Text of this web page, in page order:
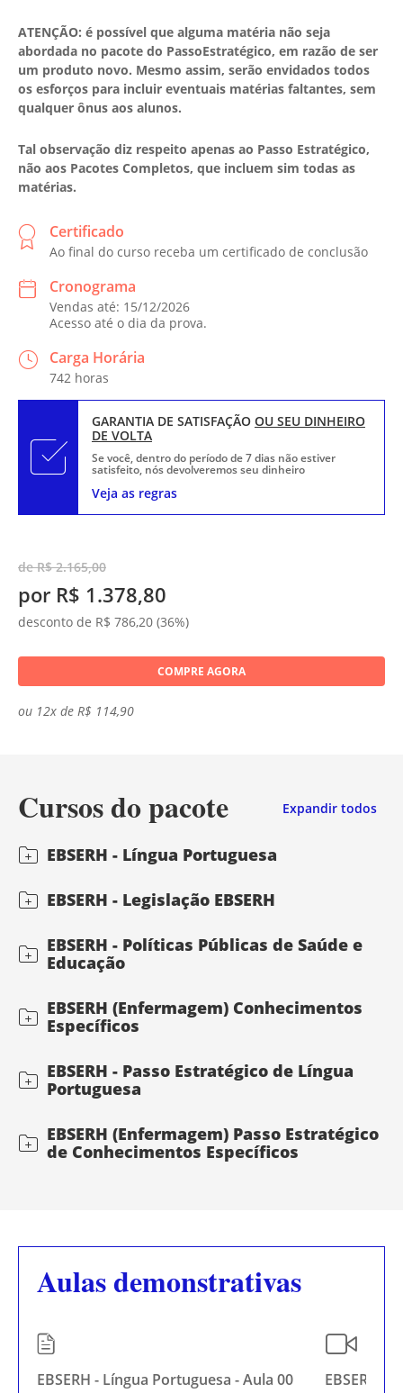
ATENÇÃO: é possível que alguma matéria não seja
abordada no pacote do PassoEstratégico, em razão de ser
um produto novo. Mesmo assim, serão envidados todos
os esforços para incluir eventuais matérias faltantes, sem
qualquer ônus aos alunos.
Tal observação diz respeito apenas ao Passo Estratégico,
não aos Pacotes Completos, que incluem sim todas as
matérias.
de R$ 2.165,00
por R$ 1.378,80
desconto de R$ 786,20 (36%)
COMPRE AGORA
ou 12x de R$ 114,90
Certificado
Ao final do curso receba um certificado de conclusão
Cronograma
Vendas até: 15/12/2026
Acesso até o dia da prova.
Carga Horária
742 horas
GARANTIA DE SATISFAÇÃO OU SEU DINHEIRO
DE VOLTA
Se você, dentro do período de 7 dias não estiver
satisfeito, nós devolveremos seu dinheiro
Veja as regras
Cursos do pacote Expandir todos
EBSERH - Língua Portuguesa
EBSERH - Legislação EBSERH
EBSERH - Políticas Públicas de Saúde e
Educação
EBSERH (Enfermagem) Conhecimentos
Específicos
EBSERH - Passo Estratégico de Língua
Portuguesa
EBSERH (Enfermagem) Passo Estratégico
de Conhecimentos Específicos
Aulas demonstrativas
EBSERH - Língua Portuguesa - Aula 00
EBSERH -